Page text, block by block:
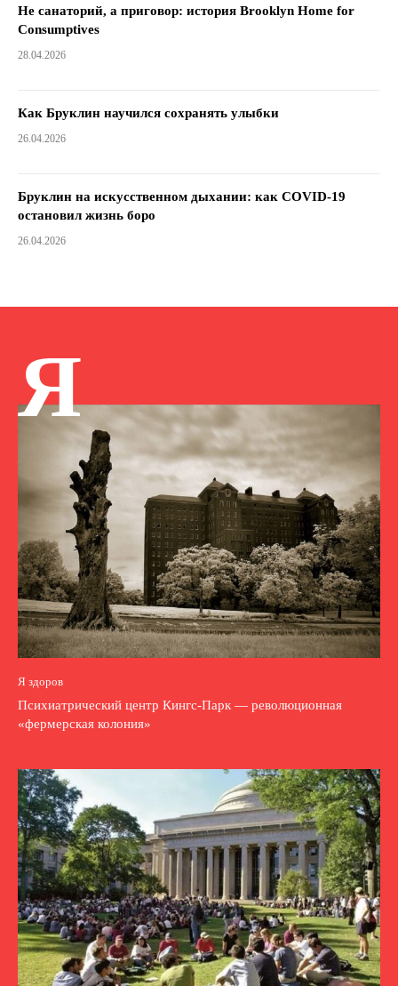
Не санаторий, а приговор: история Brooklyn Home for
Consumptives
28.04.2026
Как Бруклин научился сохранять улыбки
26.04.2026
Бруклин на искусственном дыхании: как COVID-19
остановил жизнь боро
26.04.2026
Я
Я здоров
Психиатрический центр Кингс-Парк — революционная
«фермерская колония»